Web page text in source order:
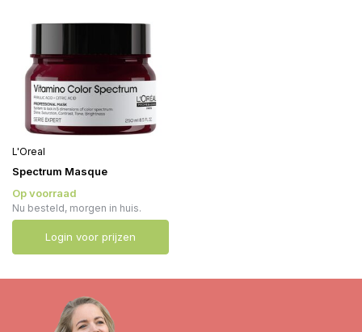
L'Oreal
Spectrum Masque
Op voorraad
Nu besteld, morgen in huis.
Login voor prijzen